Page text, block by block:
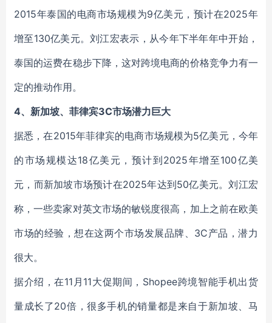
2015年泰国的电商市场规模为9亿美元，预计在2025年
增至130亿美元。刘江宏表示，从今年下半年年中开始，
泰国的运费在稳步下降，这对跨境电商的价格竞争力有一
定的推动作用。
4、新加坡、菲律宾3C市场潜力巨大
据悉，在2015年菲律宾的电商市场规模为5亿美元，今年
的市场规模达18亿美元，预计到2025年增至100亿美
元，而新加坡市场预计在2025年达到50亿美元。刘江宏
称，一些卖家对英文市场的敏锐度很高，加上之前在欧美
市场的经验，想在这两个市场发展品牌、3C产品，潜力
很大。
据介绍，在11月11大促期间，Shopee跨境智能手机出货
量成长了20倍，很多手机的销量都是来自于新加坡、马